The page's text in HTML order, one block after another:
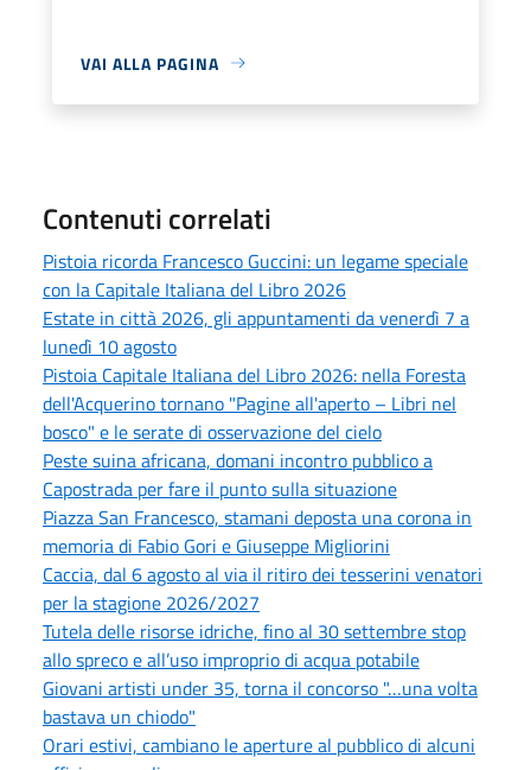
VAI ALLA PAGINA
Contenuti correlati
Pistoia ricorda Francesco Guccini: un legame speciale
con la Capitale Italiana del Libro 2026
Estate in città 2026, gli appuntamenti da venerdì 7 a
lunedì 10 agosto
Pistoia Capitale Italiana del Libro 2026: nella Foresta
dell'Acquerino tornano "Pagine all'aperto – Libri nel
bosco" e le serate di osservazione del cielo
Peste suina africana, domani incontro pubblico a
Capostrada per fare il punto sulla situazione
Piazza San Francesco, stamani deposta una corona in
memoria di Fabio Gori e Giuseppe Migliorini
Caccia, dal 6 agosto al via il ritiro dei tesserini venatori
per la stagione 2026/2027
Tutela delle risorse idriche, fino al 30 settembre stop
allo spreco e all’uso improprio di acqua potabile
Giovani artisti under 35, torna il concorso "…una volta
bastava un chiodo"
Orari estivi, cambiano le aperture al pubblico di alcuni